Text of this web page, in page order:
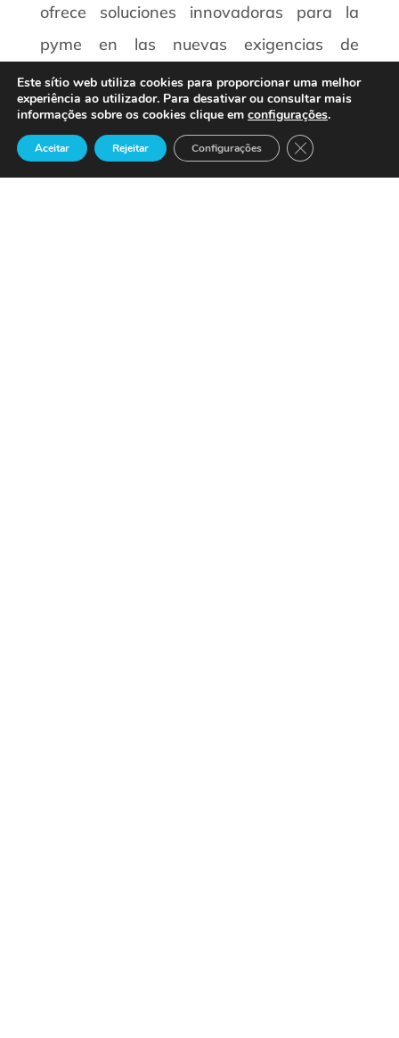
ofrece soluciones innovadoras para la
pyme en las nuevas exigencias de
comunicación y sin duda juntos podremos
dar a nuestros clientes más valor, más
servicio y mejores soluciones”.
Este sítio web utiliza cookies para proporcionar uma melhor
experiência ao utilizador. Para desativar ou consultar mais
informações sobre os cookies clique em configurações.
Aceitar Rejeitar Configurações Close GDPR